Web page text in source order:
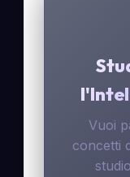
Vuoi
concetti